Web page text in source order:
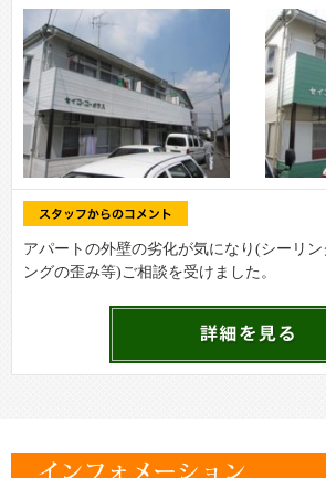
アパートの外壁の劣化が気になり(シーリ
ングの歪み等)ご相談を受けました。